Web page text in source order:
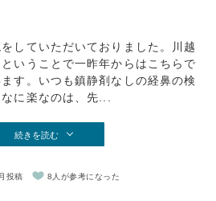
していただいておりました。川越
いうことで一昨年からはこちらで
す。いつも鎮静剤なしの経鼻の検
に楽なのは、先...
続きを読む
投稿 8人が参考になった